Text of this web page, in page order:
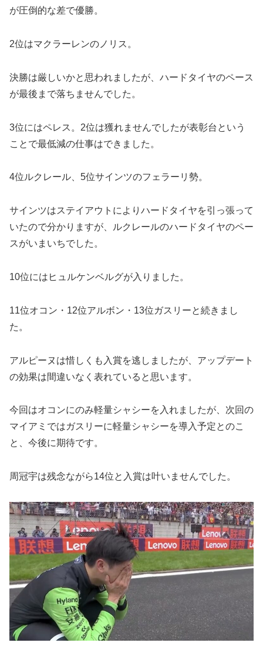
が圧倒的な差で優勝。
2位はマクラーレンのノリス。
決勝は厳しいかと思われましたが、ハードタイヤのペース
が最後まで落ちませんでした。
3位にはペレス。2位は獲れませんでしたが表彰台という
ことで最低減の仕事はできました。
4位ルクレール、5位サインツのフェラーリ勢。
サインツはステイアウトによりハードタイヤを引っ張って
いたので分かりますが、ルクレールのハードタイヤのペー
スがいまいちでした。
10位にはヒュルケンベルグが入りました。
11位オコン・12位アルボン・13位ガスリーと続きまし
た。
アルピーヌは惜しくも入賞を逃しましたが、アップデート
の効果は間違いなく表れていると思います。
今回はオコンにのみ軽量シャシーを入れましたが、次回の
マイアミではガスリーに軽量シャシーを導入予定とのこ
と、今後に期待です。
周冠宇は残念ながら14位と入賞は叶いませんでした。